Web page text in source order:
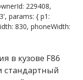
229408,
params: { p1:
830, phoneWidth:
в кузове F86
стандартный